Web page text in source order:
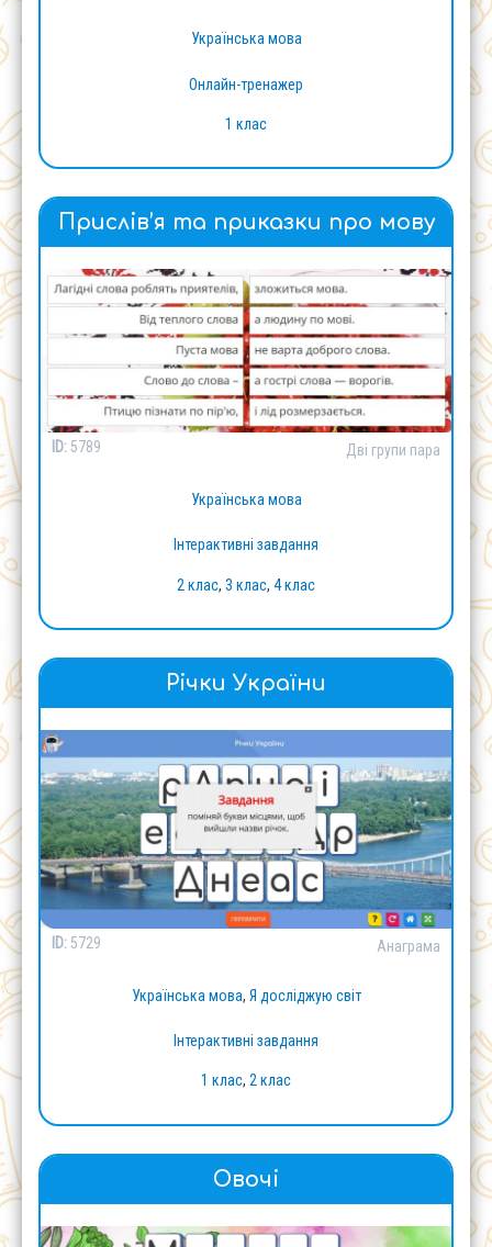
Українська мова
Онлайн-тренажер
1 клас
Прислів’я та приказки про мову
ID: 5789 Дві групи пара
Українська мова
Інтерактивні завдання
2 клас, 3 клас, 4 клас
Річки України
ID: 5729 Анаграма
Українська мова, Я досліджую світ
Інтерактивні завдання
1 клас, 2 клас
Овочі